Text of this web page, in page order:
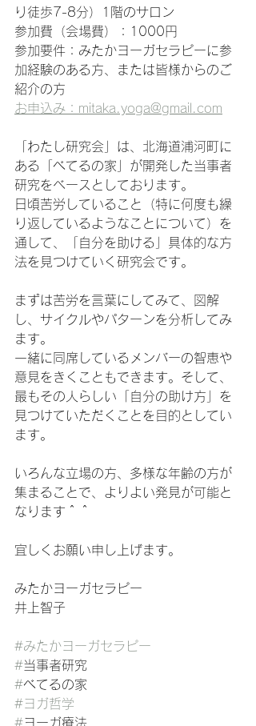
り徒歩7-8分）1階のサロン
参加費（会場費）：1000円
参加要件：みたかヨーガセラピーに参
加経験のある方、または皆様からのご
紹介の方
お申込み：mitaka.yoga@gmail.com
「わたし研究会」は、北海道浦河町に
ある「べてるの家」が開発した当事者
研究をベースとしております。
日頃苦労していること（特に何度も繰
り返しているようなことについて）を
通して、「自分を助ける」具体的な方
法を見つけていく研究会です。
まずは苦労を言葉にしてみて、図解
し、サイクルやパターンを分析してみ
ます。
一緒に同席しているメンバーの智恵や
意見をきくこともできます。そして、
最もその人らしい「自分の助け方」を
見つけていただくことを目的としてい
ます。
いろんな立場の方、多様な年齢の方が
集まることで、よりよい発見が可能と
なります＾＾
宜しくお願い申し上げます。
みたかヨーガセラピー
井上智子
#みたかヨーガセラピー
#当事者研究
#べてるの家
#ヨガ哲学
#ヨーガ療法